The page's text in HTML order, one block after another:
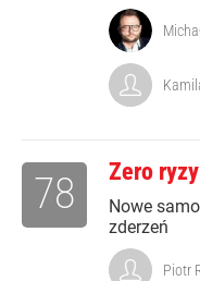
Zero
Nowe
zderzeń
78
Piotr